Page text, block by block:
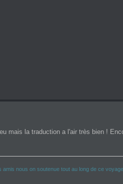
mais la traduction a l'air très bien !
nous on soutenue tout au long de ce